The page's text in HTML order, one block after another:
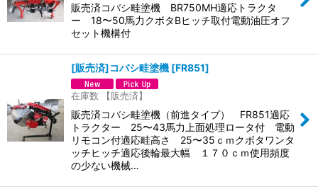
販売済コバシ畦塗機 BR750MH適応トラクタ
ー 18〜50馬力クボタBヒッチ取付電動油圧オフ
セット機構付
[販売済]コバシ畦塗機 [FR851]
在庫数 【販売済】
販売済コバシ畦塗機（前進タイプ） FR851適応
トラクター 25〜43馬力上面処理ロータ付 電動
リモコン付適応畦高さ 25〜35ｃｍクボタワンタ
ッチヒッチ適応後輪最大幅 １７０ｃｍ使用頻度
の少ない機械…